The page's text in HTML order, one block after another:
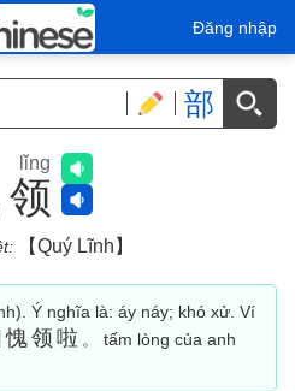
Đăng nhập
部
lǐng
【quý Lĩnh】
Ý nghĩa là: áy náy; khó xử. Ví
领啦 。 tấm lòng của anh